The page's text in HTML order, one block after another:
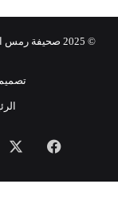
© 2025 صحيفة
فيسبوك